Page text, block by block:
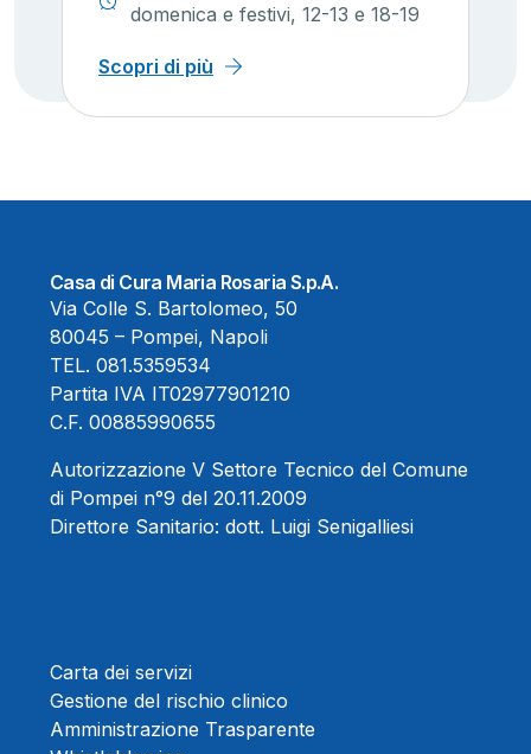
domenica e festivi, 12-13 e 18-19
Scopri di più
Casa di Cura Maria Rosaria S.p.A.
Via Colle S. Bartolomeo, 50
80045 – Pompei, Napoli
TEL. 081.5359534
Partita IVA IT02977901210
C.F. 00885990655
Autorizzazione V Settore Tecnico del Comune
di Pompei n°9 del 20.11.2009
Direttore Sanitario: dott. Luigi Senigalliesi
Carta dei servizi
Gestione del rischio clinico
Amministrazione Trasparente